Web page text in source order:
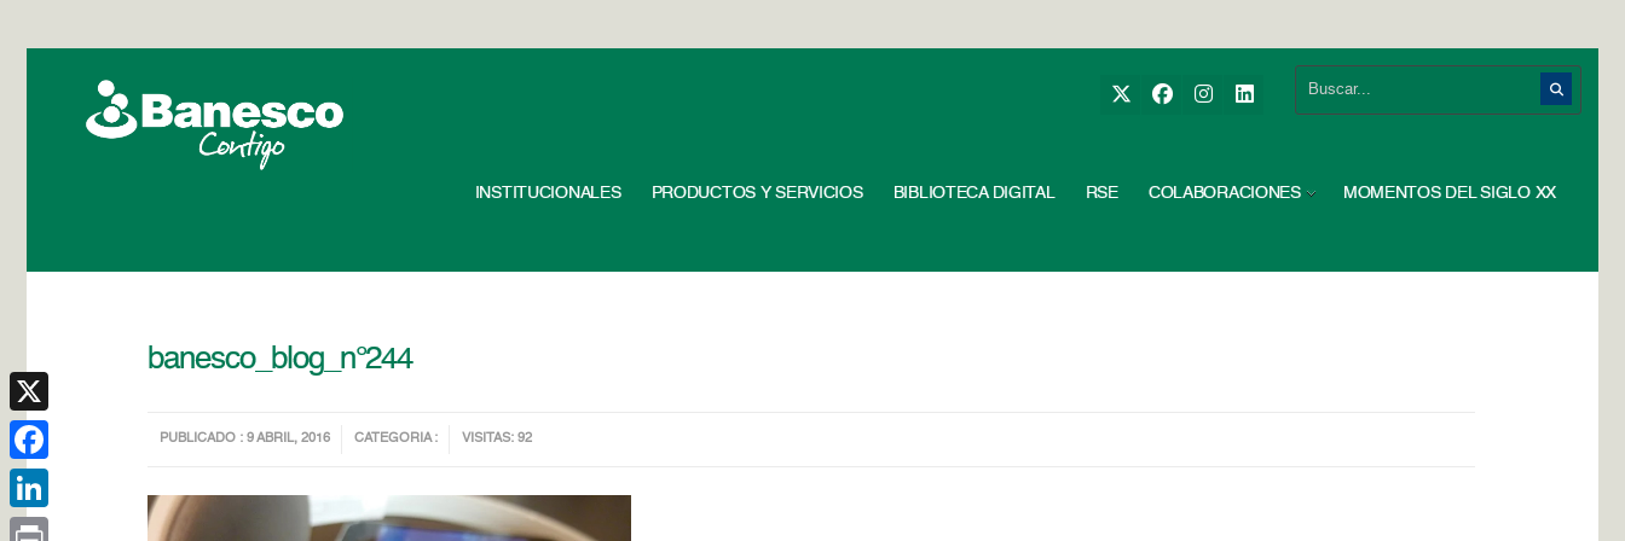
INSTITUCIONALES PRODUCTOS Y SERVICIOS BIBLIOTECA DIGITAL RSE COLABORACIONES MOMENTOS DEL SIGLO XX
banesco_blog_n°244
PUBLICADO : 9 ABRIL, 2016 CATEGORIA : VISITAS: 92
X
Facebook
LinkedIn